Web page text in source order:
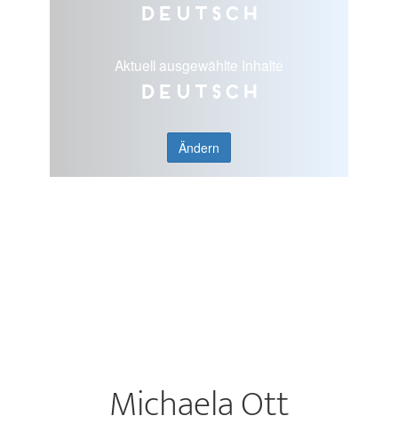
Deutsch
Aktuell ausgewählte Inhalte
Deutsch
Ändern
Michaela Ott